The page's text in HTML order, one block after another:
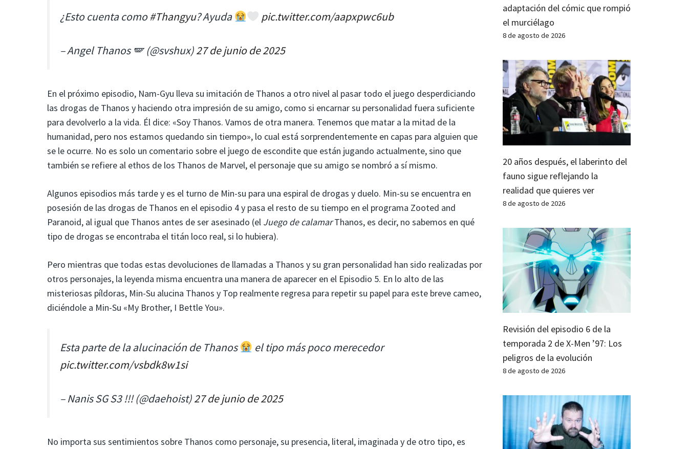
¿Esto cuenta como#Thangyu? Ayuda pic.twitter.com/aapxpwc6ub
– Angel Thanos 🪽 (@svshux)27 de junio de 2025
En el próximo episodio, Nam-Gyu lleva su imitación de Thanos a otro nivel al pasar todo el juego desperdiciando
las drogas de Thanos y haciendo otra impresión de su amigo, como si encarnar su personalidad fuera suficiente
para devolverlo a la vida. Él dice: «Soy Thanos. Vamos de otra manera. Tenemos que matar a la mitad de la
humanidad, pero nos estamos quedando sin tiempo», lo cual está sorprendentemente en capas para alguien que
se le ocurre. No es solo un comentario sobre el juego de escondite que están jugando actualmente, sino que
también se refiere al ethos de los Thanos de Marvel, el personaje que su amigo se nombró a sí mismo.
Algunos episodios más tarde y es el turno de Min-su para una espiral de drogas y duelo. Min-su se encuentra en
posesión de las drogas de Thanos en el episodio 4 y pasa el resto de su tiempo en el programa Zooted and
Paranoid, al igual que Thanos antes de ser asesinado (el Juego de calamarThanos, es decir, no sabemos en qué
tipo de drogas se encontraba el titán loco real, si lo hubiera).
Pero mientras que todas estas devoluciones de llamadas a Thanos y su gran personalidad han sido realizadas por
otros personajes, la leyenda misma encuentra una manera de aparecer en el Episodio 5. En lo alto de las
misteriosas píldoras, Min-Su alucina Thanos y Top realmente regresa para repetir su papel para este breve cameo,
diciéndole a Min-Su «My Brother, I Bettle You».
Esta parte de la alucinación de Thanos
el tipo más poco merecedor
pic.twitter.com/vsbdk8w1si
– Nanis SG S3 !!! (@daehoist)27 de junio de 2025
No importa sus sentimientos sobre Thanos como personaje, su presencia, literal, imaginada y de otro tipo, es
adaptación del cómic que rompió
el murciélago
8 de agosto de 2026
20 años después, el laberinto del
fauno sigue reflejando la
realidad que quieres ver
8 de agosto de 2026
Revisión del episodio 6 de la
temporada 2 de X-Men ’97: Los
peligros de la evolución
8 de agosto de 2026